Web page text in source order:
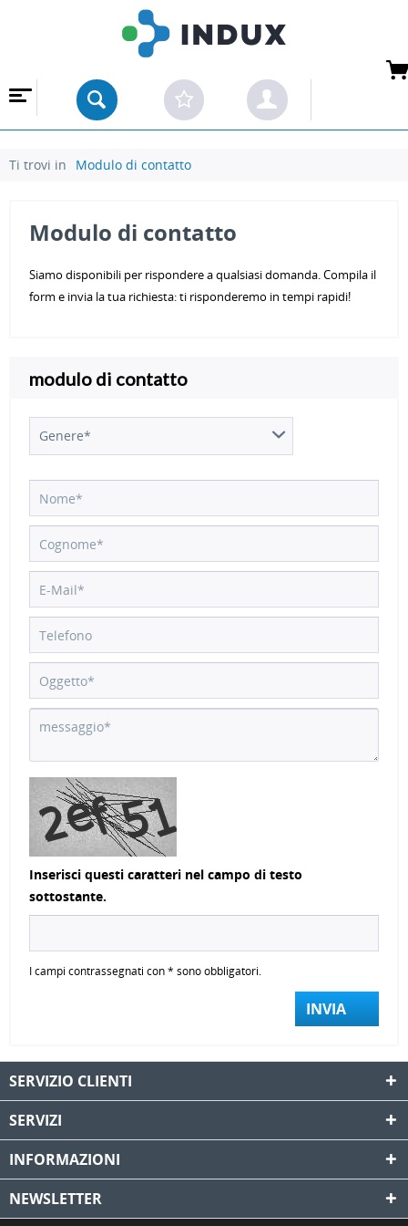
Ti trovi in Modulo di contatto
Modulo di contatto
Siamo disponibili per rispondere a qualsiasi domanda. Compila il
form e invia la tua richiesta: ti risponderemo in tempi rapidi!
modulo di contatto
Genere*
Inserisci questi caratteri nel campo di testo
sottostante.
I campi contrassegnati con * sono obbligatori.
INVIA
SERVIZIO CLIENTI
SERVIZI
INFORMAZIONI
NEWSLETTER